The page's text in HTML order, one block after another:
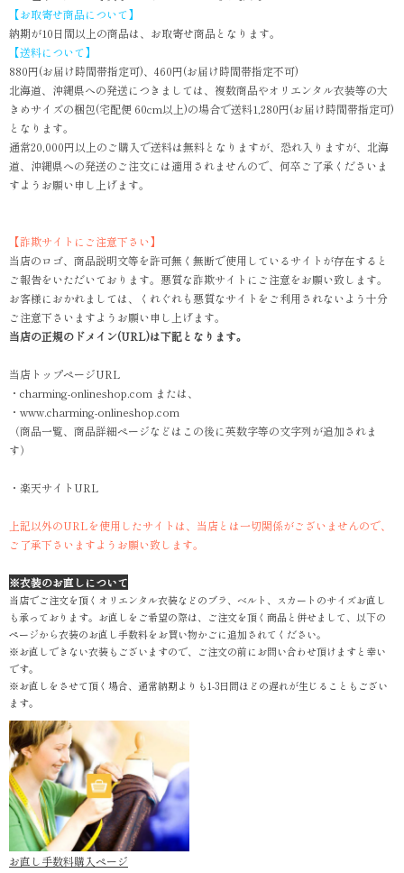
【お取寄せ商品について】
納期が10日間以上の商品は、お取寄せ商品となります。
【送料について】
880円(お届け時間帯指定可)、460円(お届け時間帯指定不可)
北海道、沖縄県への発送につきましては、複数商品やオリエンタル衣装等の大
きめサイズの梱包(宅配便 60cm以上)の場合で送料1,280円(お届け時間帯指定可)
となります。
通常20,000円以上のご購入で送料は無料となりますが、恐れ入りますが、北海
道、沖縄県への発送のご注文には適用されませんので、何卒ご了承くださいま
すようお願い申し上げます。
【詐欺サイトにご注意下さい】
当店のロゴ、商品説明文等を許可無く無断で使用しているサイトが存在すると
ご報告をいただいております。悪質な詐欺サイトにご注意をお願い致します。
お客様におかれましては、くれぐれも悪質なサイトをご利用されないよう十分
ご注意下さいますようお願い申し上げます。
当店の正規のドメイン(URL)は下記となります。
当店トップページURL
・charming-onlineshop.com または、
・www.charming-onlineshop.com
（商品一覧、商品詳細ページなどはこの後に英数字等の文字列が追加されま
す）
・楽天サイトURL
上記以外のURLを使用したサイトは、当店とは一切関係がございませんので、
ご了承下さいますようお願い致します。
※衣装のお直しについて
当店でご注文を頂くオリエンタル衣装などのブラ、ベルト、スカートのサイズお直し
も承っております。お直しをご希望の際は、ご注文を頂く商品と併せまして、以下の
ページから衣装のお直し手数料をお買い物かごに追加されてください。
※お直しできない衣装もございますので、ご注文の前にお問い合わせ頂けますと幸い
です。
※お直しをさせて頂く場合、通常納期よりも1-3日間ほどの遅れが生じることもござい
ます。
お直し手数料購入ページ